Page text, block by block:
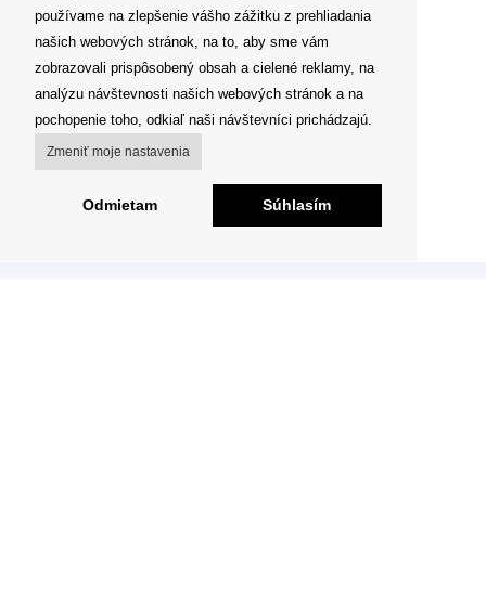
používame na zlepšenie vášho zážitku z prehliadania
našich webových stránok, na to, aby sme vám
zobrazovali prispôsobený obsah a cielené reklamy, na
analýzu návštevnosti našich webových stránok a na
pochopenie toho, odkiaľ naši návštevníci prichádzajú.
Zmeniť moje nastavenia
Odmietam Súhlasím